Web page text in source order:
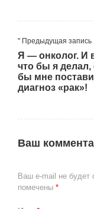
" Предыдущая запись
Я — онколог. И
что бы я делал,
бы мне
диагноз «рак»!
Ваш
Ваш e-mail не будет
помечены *